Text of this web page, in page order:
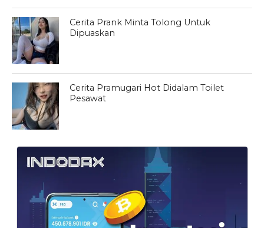
Cerita Prank Minta Tolong Untuk
Dipuaskan
Cerita Pramugari Hot Didalam Toilet
Pesawat